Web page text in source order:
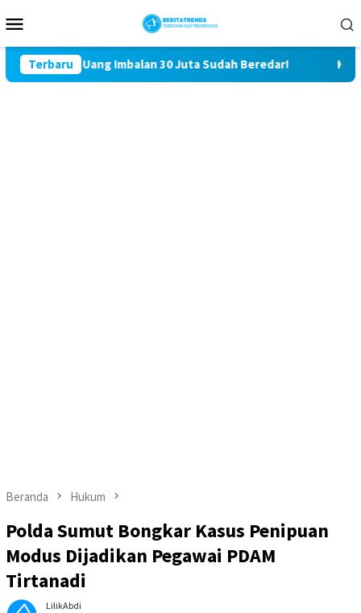
ke
Mobile
Terbaru
Imbalan 30 Juta Sudah Beredar! Kasus Saling
Beranda Hukum
Polda Sumut Bongkar Kasus Penipuan
Modus Dijadikan Pegawai PDAM
Tirtanadi
LilikAbdi